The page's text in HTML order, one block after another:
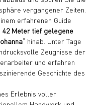
vergangener Zeiten.
erfahrenen Guide
42 Meter tief gelegene
hinab. Unter Tage
Zeugnisse der
und erfahren
Geschichte des
Erlebnis voller